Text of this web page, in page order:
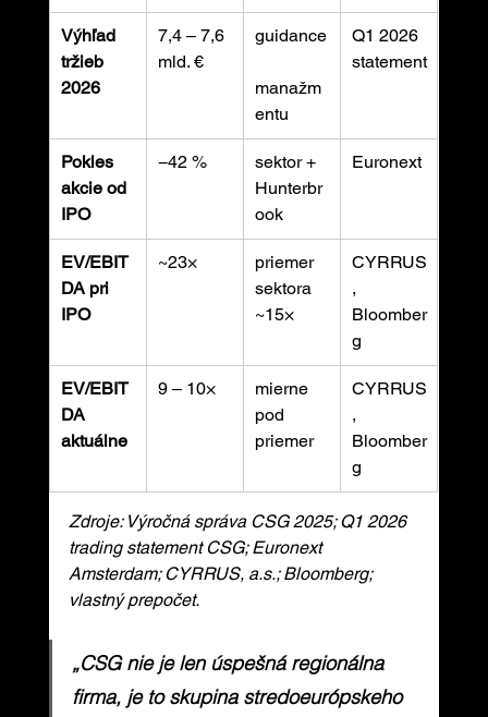
Výhľad
tržieb
2026
7,4 – 7,6
mld. €
guidance
manažm
entu
Q1 2026
statement
Pokles
akcie od
IPO
−42 %
sektor +
Hunterbr
ook
Euronext
EV/EBIT
DA pri
IPO
~23×
priemer
sektora
~15×
CYRRUS
,
Bloomber
g
EV/EBIT
DA
aktuálne
9 – 10×
mierne
pod
priemer
CYRRUS
,
Bloomber
g
Zdroje: Výročná správa CSG 2025; Q1 2026
trading statement CSG; Euronext
Amsterdam; CYRRUS, a.s.; Bloomberg;
vlastný prepočet.
„CSG nie je len úspešná regionálna
firma, je to skupina stredoeurópskeho